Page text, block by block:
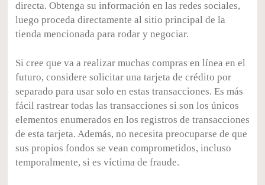
directa. Obtenga su información en las redes sociales,
luego proceda directamente al sitio principal de la
tienda mencionada para rodar y negociar.
Si cree que va a realizar muchas compras en línea en el
futuro, considere solicitar una tarjeta de crédito por
separado para usar solo en estas transacciones. Es más
fácil rastrear todas las transacciones si son los únicos
elementos enumerados en los registros de transacciones
de esta tarjeta. Además, no necesita preocuparse de que
sus propios fondos se vean comprometidos, incluso
temporalmente, si es víctima de fraude.